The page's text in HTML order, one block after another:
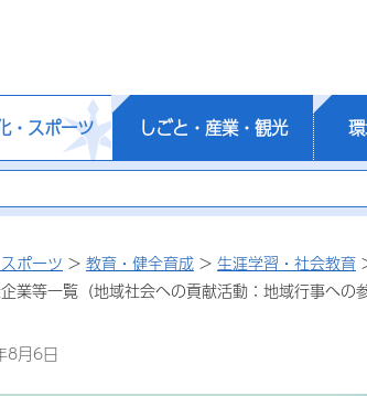
・スポーツ しごと・産業・観光
ポーツ > 教育・健全育成 > 生涯学習・社会教育
業等一覧（地域社会への貢献活動：地域行事への参
8月6日